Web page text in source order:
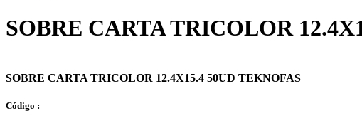
SOBRE CARTA TRICOLOR
SOBRE CARTA TRICOLOR 12.4X15.4 50UD TEKNOFAS
Código :